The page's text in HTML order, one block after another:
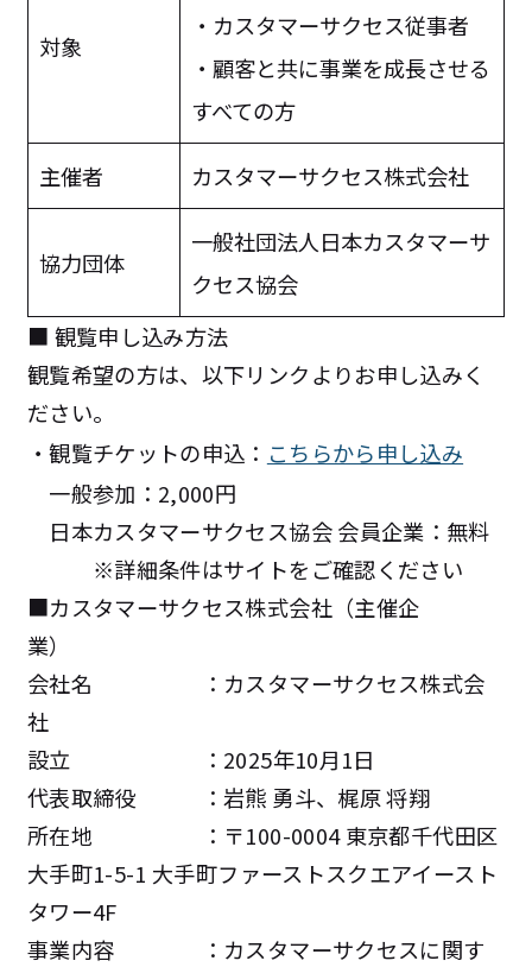
対象
・カスタマーサクセス従事者
・顧客と共に事業を成長させる
すべての方
主催者 カスタマーサクセス株式会社
協力団体
一般社団法人日本カスタマーサ
クセス協会
■ 観覧申し込み方法
観覧希望の方は、以下リンクよりお申し込みく
ださい。
・観覧チケットの申込： こちらから申し込み
一般参加：2,000円
日本カスタマーサクセス協会 会員企業：無料
※詳細条件はサイトをご確認ください
■カスタマーサクセス株式会社（主催企
業）
会社名 ：カスタマーサクセス株式会
社
設立 ：2025年10月1日
代表取締役 ：岩熊 勇斗、梶原 将翔
所在地 ：〒100-0004 東京都千代田区
大手町1-5-1 大手町ファーストスクエアイースト
タワー4F
事業内容 ：カスタマーサクセスに関す